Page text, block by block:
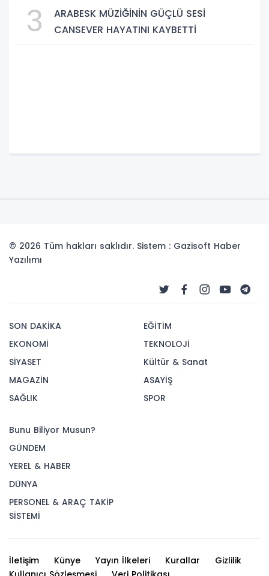
3
ARABESK MÜZİĞİNİN GÜÇLÜ SESİ
CANSEVER HAYATINI KAYBETTİ
© 2026 Tüm hakları saklıdır. Sistem : Gazisoft Haber
Yazılımı
SON DAKİKA
EKONOMİ
SİYASET
MAGAZİN
SAĞLIK
EĞİTİM
TEKNOLOJİ
Kültür & Sanat
ASAYİŞ
SPOR
Bunu Biliyor Musun?
GÜNDEM
YEREL & HABER
DÜNYA
PERSONEL & ARAÇ TAKİP
SİSTEMİ
İletişim Künye Yayın İlkeleri Kurallar
Gizlilik